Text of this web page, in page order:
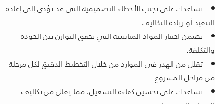
تساعدك على تجنب الأخطاء التصميمية التي قد تؤدي إلى إعادة
التنفيذ أو زيادة التكاليف.
تضمن اختيار المواد المناسبة التي تحقق التوازن بين الجودة
والتكلفة.
تقلل من الهدر في الموارد من خلال التخطيط الدقيق لكل مرحلة
من مراحل المشروع.
تساعدك على تحسين كفاءة التشغيل، مما يقلل من تكاليف